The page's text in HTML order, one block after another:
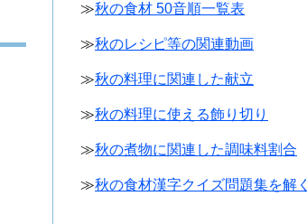
≫秋の食材 50音順一覧表
≫秋のレシピ等の関連動画
≫秋の料理に関連した献立
≫秋の料理に使える飾り切り
≫秋の煮物に関連した調味料割合
≫秋の食材漢字クイズ問題集を解く